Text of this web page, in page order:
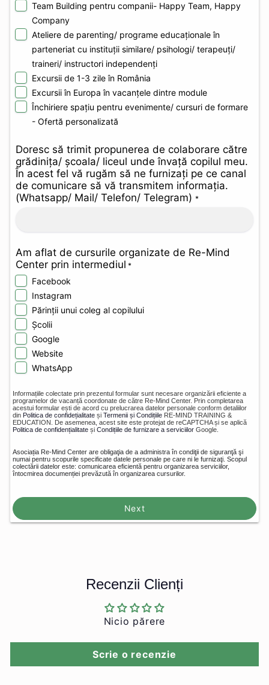
Team Building pentru companii- Happy Team, Happy
Company
Ateliere de parenting/ programe educaționale în
parteneriat cu instituții similare/ psihologi/ terapeuți/
traineri/ instructori independenți
Excursii de 1-3 zile în România
Excursii în Europa în vacanțele dintre module
Închiriere spațiu pentru evenimente/ cursuri de formare
- Ofertă personalizată
Doresc să trimit propunerea de colaborare către
grădinița/ școala/ liceul unde învață copilul meu.
În acest fel vă rugăm să ne furnizați pe ce canal
de comunicare să vă transmitem informația.
(Whatsapp/ Mail/ Telefon/ Telegram) *
Am aflat de cursurile organizate de Re-Mind
Center prin intermediul *
Facebook
Instagram
Părinții unui coleg al copilului
Școlii
Google
Website
WhatsApp
Informațiile colectate prin prezentul formular sunt necesare organizării eficiente a
programelor de vacanță coordonate de către Re-Mind Center. Prin completarea
acestui formular ești de acord cu prelucrarea datelor personale conform detaliilor
din Politica de confidețialitate și Termenii și Condițiile RE-MIND TRAINING &
EDUCATION. De asemenea, acest site este protejat de reCAPTCHA și se aplică
Politica de confidențialitate și Condițiile de furnizare a serviciilor Google.
Asociația Re-Mind Center are obligaţia de a administra în condiţii de siguranţă şi
numai pentru scopurile specificate datele personale pe care ni le furnizaţi. Scopul
colectării datelor este: comunicarea eficientă pentru organizarea serviciilor,
întocmirea documenției prevăzută în organizarea cursurilor.
Next
Recenzii Clienți
Nicio părere
Scrie o recenzie